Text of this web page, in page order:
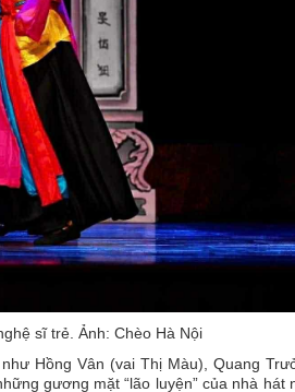
sĩ trẻ. Ảnh: Chèo Hà Nội
Hồng Vân (vai Thị Màu), Quang
gương mặt “lão luyện” của nhà hát